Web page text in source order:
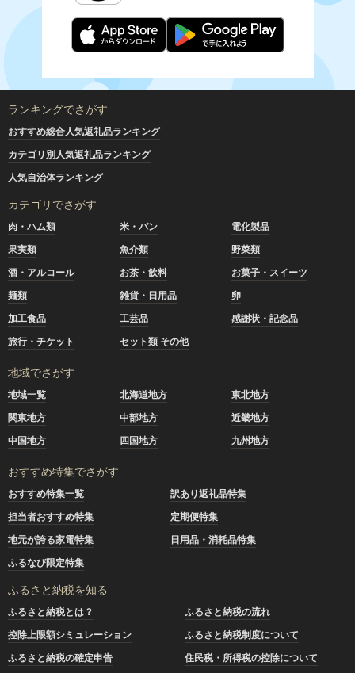
ランキングでさがす
おすすめ総合人気返礼品ランキング
カテゴリ別人気返礼品ランキング
人気自治体ランキング
カテゴリでさがす
肉・ハム類 米・パン
電化製品
果実類
魚介類
野菜類
酒・アルコール
お茶・飲料
お菓子・スイーツ
麺類
雑貨・日用品
卵
加工食品
工芸品
感謝状・記念品
旅行・チケット
セット類 その他
地域でさがす
地域一覧 北海道地方
東北地方
関東地方
中部地方
近畿地方
中国地方
四国地方 九州地方
おすすめ特集でさがす
おすすめ特集一覧
訳あり返礼品特集
担当者おすすめ特集
定期便特集
地元が誇る家電特集
日用品・消耗品特集
ふるなび限定特集
ふるさと納税を知る
ふるさと納税とは？
ふるさと納税の流れ
控除上限額シミュレーション
ふるさと納税制度について
ふるさと納税の確定申告
住民税・所得税の控除について